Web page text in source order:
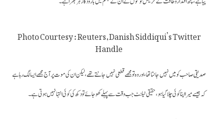
Photo Courtesy : Reuters,Danish Siddiqui’s Twitter
Handle
صدیقی صاحب کو میں نہیں جانتا تھا، اور وہ تو مجھے قطعی نہیں جانتے تھے، لیکن ان کی موت پر آج مجھے ایسا لگ رہا ہے
کہ جیسے میرا اپنا کوئی چلا گیا ہو، حقیقی ٹیلنٹ جب وقت سے پہلے کھو جائے تو دکھ کی کوئی انتہا نہیں ہوتی ہے۔